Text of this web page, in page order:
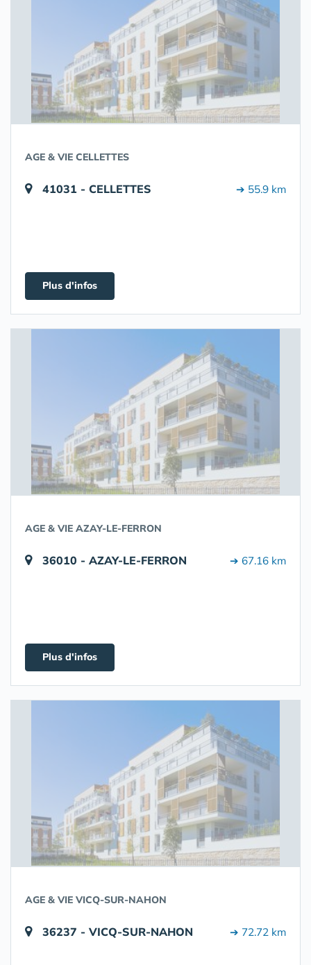
AGE & VIE CELLETTES
41031 - CELLETTES ➔ 55.9 km
Plus d'infos
AGE & VIE AZAY-LE-FERRON
36010 - AZAY-LE-FERRON ➔ 67.16 km
Plus d'infos
AGE & VIE VICQ-SUR-NAHON
36237 - VICQ-SUR-NAHON ➔ 72.72 km